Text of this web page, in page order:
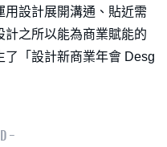
設計展開溝通、貼近需
計之所以能為商業賦能的
了「設計新商業年會 Desg
-